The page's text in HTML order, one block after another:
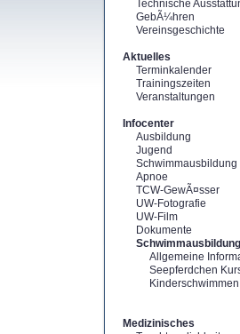
Technische
GebÃ¼hren
Vereinsgeschichte
Aktuelles
Terminkalender
Trainingszeiten
Veranstaltungen
Infocenter
Ausbildung
Jugend
Schwimmausbildung
Apnoe
TCW-GewÃ¤sser
UW-Fotografie
UW-Film
Dokumente
Schwimmausbildung
Allgemeine
Seepferdchen
Kinderschwimmen
Medizinisches